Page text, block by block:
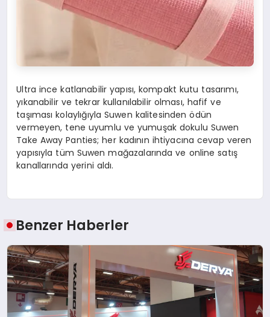
Ultra ince katlanabilir yapısı, kompakt kutu tasarımı,
yıkanabilir ve tekrar kullanılabilir olması, hafif ve
taşıması kolaylığıyla Suwen kalitesinden ödün
vermeyen, tene uyumlu ve yumuşak dokulu Suwen
Take Away Panties; her kadının ihtiyacına cevap veren
yapısıyla tüm Suwen mağazalarında ve online satış
kanallarında yerini aldı.
Benzer Haberler